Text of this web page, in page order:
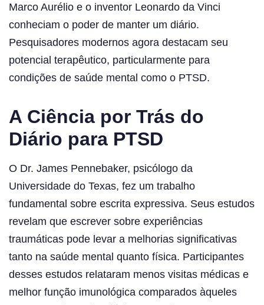
Marco Aurélio e o inventor Leonardo da Vinci
conheciam o poder de manter um diário.
Pesquisadores modernos agora destacam seu
potencial terapêutico, particularmente para
condições de saúde mental como o PTSD.
A Ciência por Trás do
Diário para PTSD
O Dr. James Pennebaker, psicólogo da
Universidade do Texas, fez um trabalho
fundamental sobre escrita expressiva. Seus estudos
revelam que escrever sobre experiências
traumáticas pode levar a melhorias significativas
tanto na saúde mental quanto física. Participantes
desses estudos relataram menos visitas médicas e
melhor função imunológica comparados àqueles